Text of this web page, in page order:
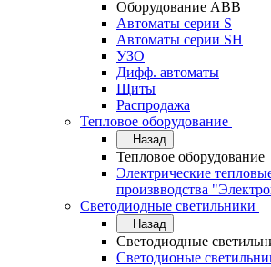
Оборудование АВВ
Автоматы серии S
Автоматы серии SH
УЗО
Дифф. автоматы
Щиты
Распродажа
Тепловое оборудование
Назад
Тепловое оборудование
Электрические
произвводства
Светодиодные светильники
Назад
Светодиодные
Светодионые